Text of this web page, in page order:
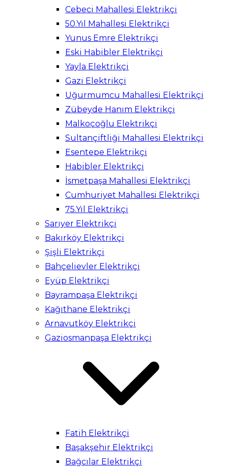
Cebeci Mahallesi Elektrikçi
50.Yıl Mahallesi Elektrikçi
Yunus Emre Elektrikçi
Eski Habibler Elektrikçi
Yayla Elektrikçi
Gazi Elektrikçi
Uğurmumcu Mahallesi Elektrikçi
Zübeyde Hanım Elektrikçi
Malkoçoğlu Elektrikçi
Sultançiftliği Mahallesi Elektrikçi
Esentepe Elektrikçi
Habibler Elektrikçi
İsmetpaşa Mahallesi Elektrikçi
Cumhuriyet Mahallesi Elektrikçi
75.Yıl Elektrikçi
Sarıyer Elektrikçi
Bakırköy Elektrikçi
Şişli Elektrikçi
Bahçelievler Elektrikçi
Eyüp Elektrikçi
Bayrampaşa Elektrikçi
Kağıthane Elektrikçi
Arnavutköy Elektrikçi
Gaziosmanpaşa Elektrikçi
Fatih Elektrikçi
Başakşehir Elektrikçi
Bağcılar Elektrikçi